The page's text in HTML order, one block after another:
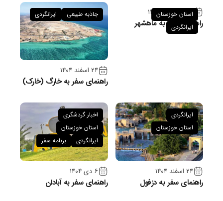
۲۶ فروردین ۱۴۰۵
راهنمای سفر به ماهشهر
استان خوزستان
ایرانگردی
۲۴ اسفند ۱۴۰۴
راهنمای سفر به خارگ (خارک)
جاذبه طبیعی ایرانگردی
۲۴ اسفند ۱۴۰۴
راهنمای سفر به دزفول
ایرانگردی
استان خوزستان
۶ دی ۱۴۰۴
راهنمای سفر به آبادان
اخبار گردشگری
استان خوزستان
ایرانگردی
برنامه سفر